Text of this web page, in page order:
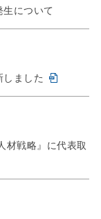
について
しました
材戦略』に代表取